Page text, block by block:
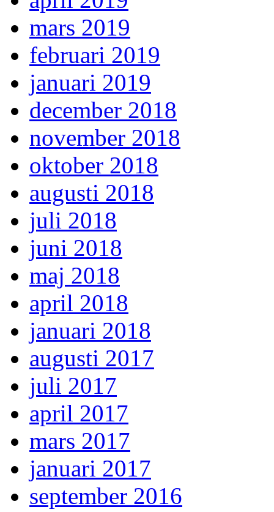
mars 2019
februari 2019
januari 2019
december 2018
november 2018
oktober 2018
augusti 2018
juli 2018
juni 2018
maj 2018
april 2018
januari 2018
augusti 2017
juli 2017
april 2017
mars 2017
januari 2017
september 2016